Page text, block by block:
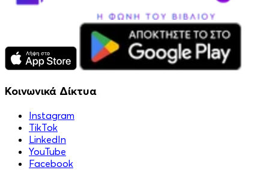
Κοινωνικά Δίκτυα
Instagram
TikTok
LinkedIn
YouTube
Facebook